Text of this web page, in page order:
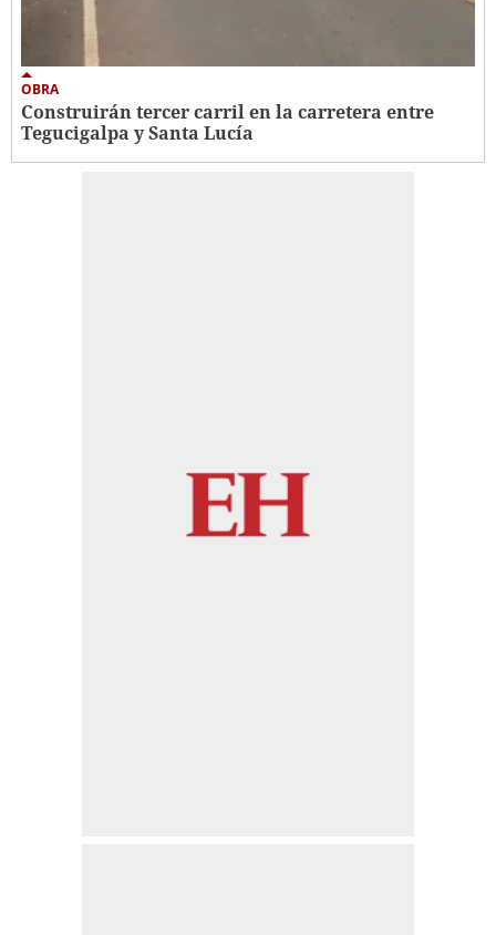
OBRA
Construirán tercer carril en la carretera entre
Tegucigalpa y Santa Lucía